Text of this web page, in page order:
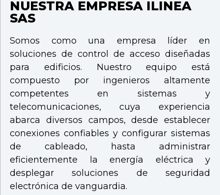
NUESTRA EMPRESA ILINEA
SAS
Somos como una empresa líder en
soluciones de control de acceso diseñadas
para edificios. Nuestro equipo está
compuesto por ingenieros altamente
competentes en sistemas y
telecomunicaciones, cuya experiencia
abarca diversos campos, desde establecer
conexiones confiables y configurar sistemas
de cableado, hasta administrar
eficientemente la energía eléctrica y
desplegar soluciones de seguridad
electrónica de vanguardia.